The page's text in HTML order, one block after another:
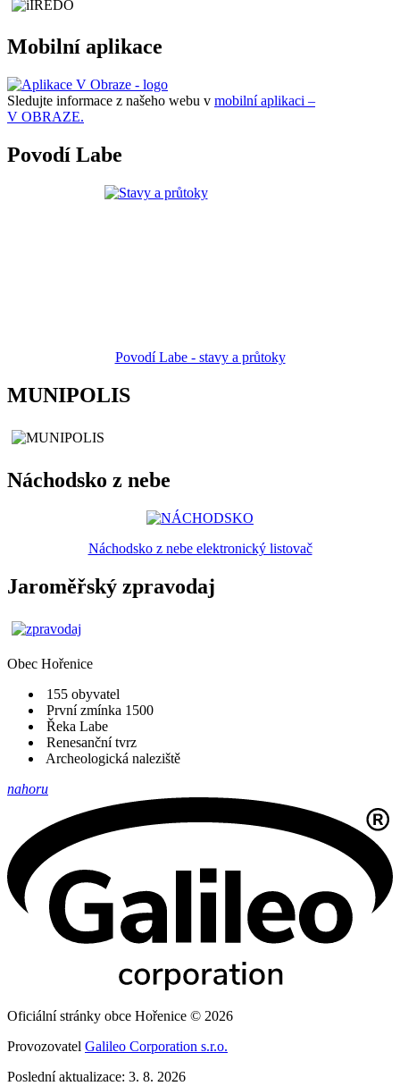
Mobilní aplikace
Sledujte informace z našeho webu v mobilní aplikaci –
V OBRAZE.
Povodí Labe
Povodí Labe - stavy a průtoky
MUNIPOLIS
Náchodsko z nebe
Náchodsko z nebe elektronický listovač
Jaroměřský zpravodaj
Obec Hořenice
155 obyvatel
První zmínka 1500
Řeka Labe
Renesanční tvrz
Archeologická naleziště
nahoru
Oficiální stránky obce Hořenice © 2026
Provozovatel Galileo Corporation s.r.o.
Poslední aktualizace: 3. 8. 2026